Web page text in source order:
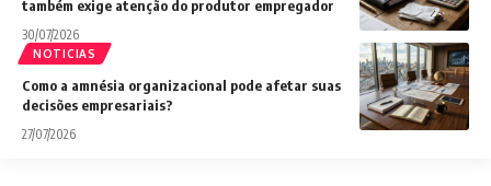
também exige atenção do produtor empregador
30/07/2026
NOTICIAS
Como a amnésia organizacional pode afetar suas
decisões empresariais?
27/07/2026